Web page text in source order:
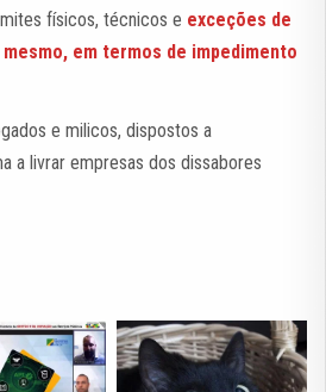
físicos, técnicos e exceções de
mesmo, em termos de impedimento
e milicos, dispostos a
a livrar empresas dos dissabores